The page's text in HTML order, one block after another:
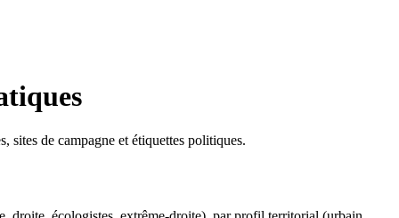
sites de campagne et étiquettes politiques.